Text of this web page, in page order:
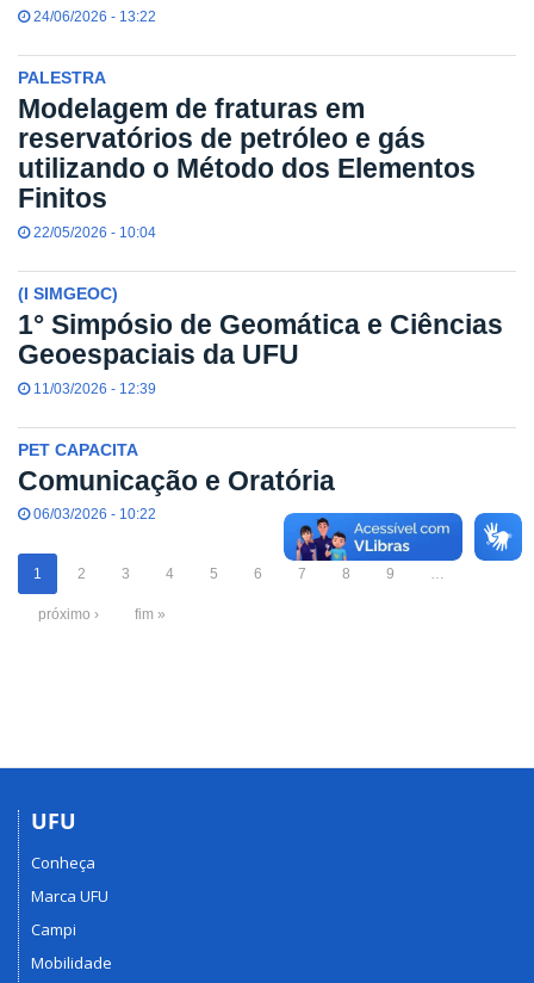
24/06/2026 - 13:22
PALESTRA
Modelagem de fraturas em
reservatórios de petróleo e gás
utilizando o Método dos Elementos
Finitos
22/05/2026 - 10:04
(I SIMGEOC)
1° Simpósio de Geomática e Ciências
Geoespaciais da UFU
11/03/2026 - 12:39
PET CAPACITA
Comunicação e Oratória
06/03/2026 - 10:22
1 2 3 4 5 6 7 8 9 …
próximo › fim »
UFU
Conheça
Marca UFU
Campi
Mobilidade